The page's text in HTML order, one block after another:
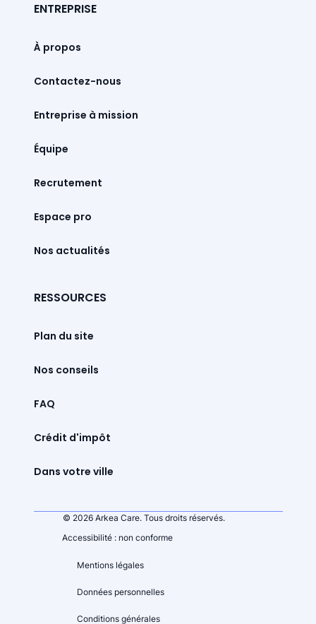
ENTREPRISE
À propos
Contactez-nous
Entreprise à mission
Équipe
Recrutement
Espace pro
Nos actualités
RESSOURCES
Plan du site
Nos conseils
FAQ
Crédit d'impôt
Dans votre ville
© 2026 Arkea Care. Tous droits réservés.
Accessibilité : non conforme
Mentions légales
Données personnelles
Conditions générales